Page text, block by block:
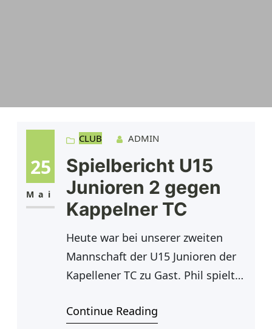
25
Mai
CLUB ADMIN
Spielbericht U15
Junioren 2 gegen
Kappelner TC
Heute war bei unserer zweiten
Mannschaft der U15 Junioren der
Kapellener TC zu Gast. Phil spielte
mit 6:2 und 6:3 für sich
Continue Reading